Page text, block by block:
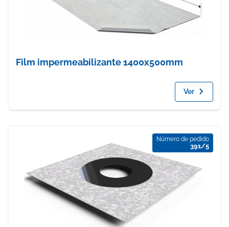
Film impermeabilizante 1400x500mm
Ver
Número de pedido
391/5